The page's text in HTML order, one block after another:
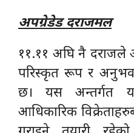
अपग्रेडेड दराजमल
११.११ अघि नै दराजले
परिस्कृत रूप र
छ। यस अन्तर्गत
आधिकारिक